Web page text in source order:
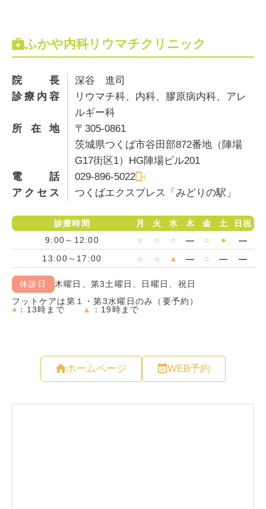
ふかや内科リウマチクリニック
院長
深谷 進司
診療内容
リウマチ科、内科、膠原病内科、アレ
ルギー科
所在地
〒305-0861
茨城県つくば市谷田部872番地（陣場
G17街区1）HG陣場ビル201
電話
029-896-5022
アクセス
つくばエクスプレス「みどりの駅」
ホームページ WEB予約